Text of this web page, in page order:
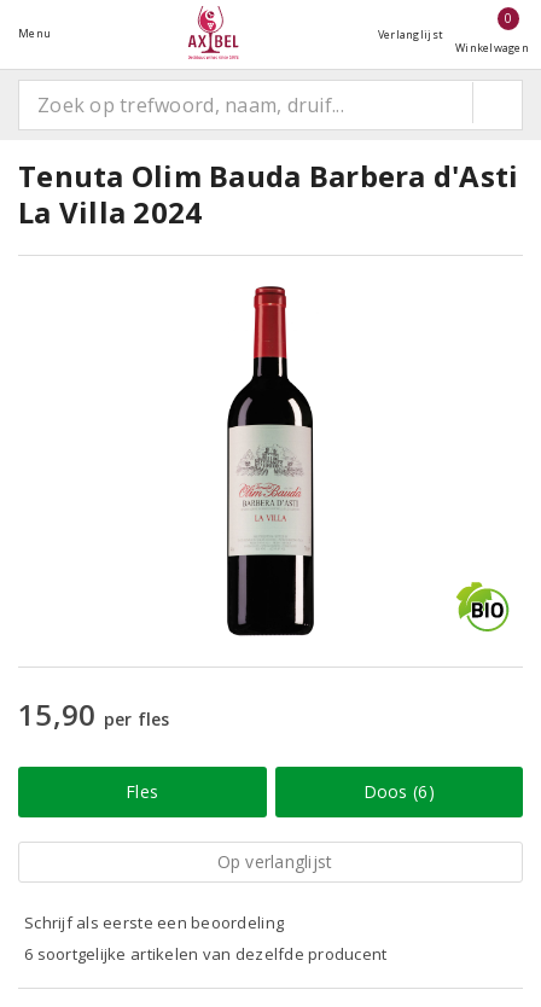
Menu Verlanglijst
0
Winkelwagen
Tenuta Olim Bauda Barbera d'Asti
La Villa 2024
15,90 per fles
Fles Doos (6)
Op verlanglijst
Schrijf als eerste een beoordeling
6 soortgelijke artikelen van dezelfde producent